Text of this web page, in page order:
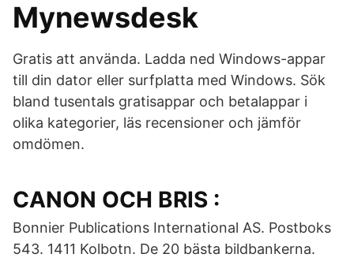
Mynewsdesk
Gratis att använda. Ladda ned Windows-appar
till din dator eller surfplatta med Windows. Sök
bland tusentals gratisappar och betalappar i
olika kategorier, läs recensioner och jämför
omdömen.
CANON OCH BRIS :
Bonnier Publications International AS. Postboks
543. 1411 Kolbotn. De 20 bästa bildbankerna.